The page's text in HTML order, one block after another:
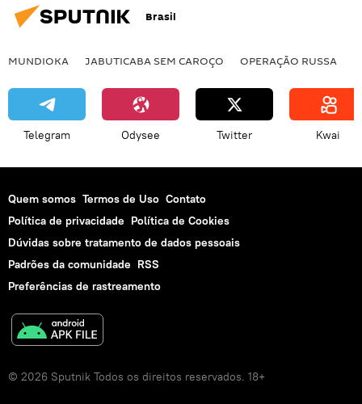
Brasil
MUNDIOKA JABUTICABA SEM CAROÇO OPERAÇÃO RUSSA
Telegram Odysee Twitter Kwai
Quem somos Termos de Uso Contato
Política de privacidade Política de Cookies
Dúvidas sobre tratamento de dados pessoais
Padrões da comunidade RSS
Preferências de rastreamento
© 2026 Sputnik Todos os direitos reservados. 18+